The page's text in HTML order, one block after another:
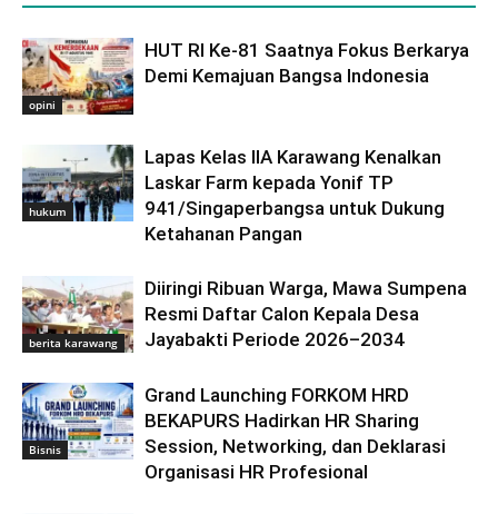
opini
HUT RI Ke-81 Saatnya Fokus Berkarya
Demi Kemajuan Bangsa Indonesia
hukum
Lapas Kelas IIA Karawang Kenalkan
Laskar Farm kepada Yonif TP
941/Singaperbangsa untuk Dukung
Ketahanan Pangan
berita karawang
Diiringi Ribuan Warga, Mawa Sumpena
Resmi Daftar Calon Kepala Desa
Jayabakti Periode 2026–2034
Bisnis
Grand Launching FORKOM HRD
BEKAPURS Hadirkan HR Sharing
Session, Networking, dan Deklarasi
Organisasi HR Profesional